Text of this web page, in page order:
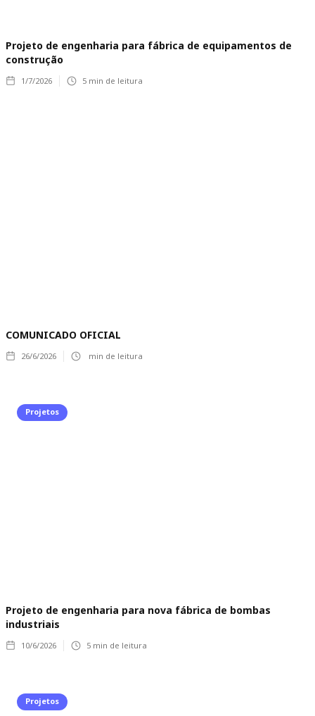
Projeto de engenharia para fábrica de equipamentos de
construção
1/7/2026 5 min de leitura
COMUNICADO OFICIAL
26/6/2026 min de leitura
Projetos
Projeto de engenharia para nova fábrica de bombas
industriais
10/6/2026 5 min de leitura
Projetos